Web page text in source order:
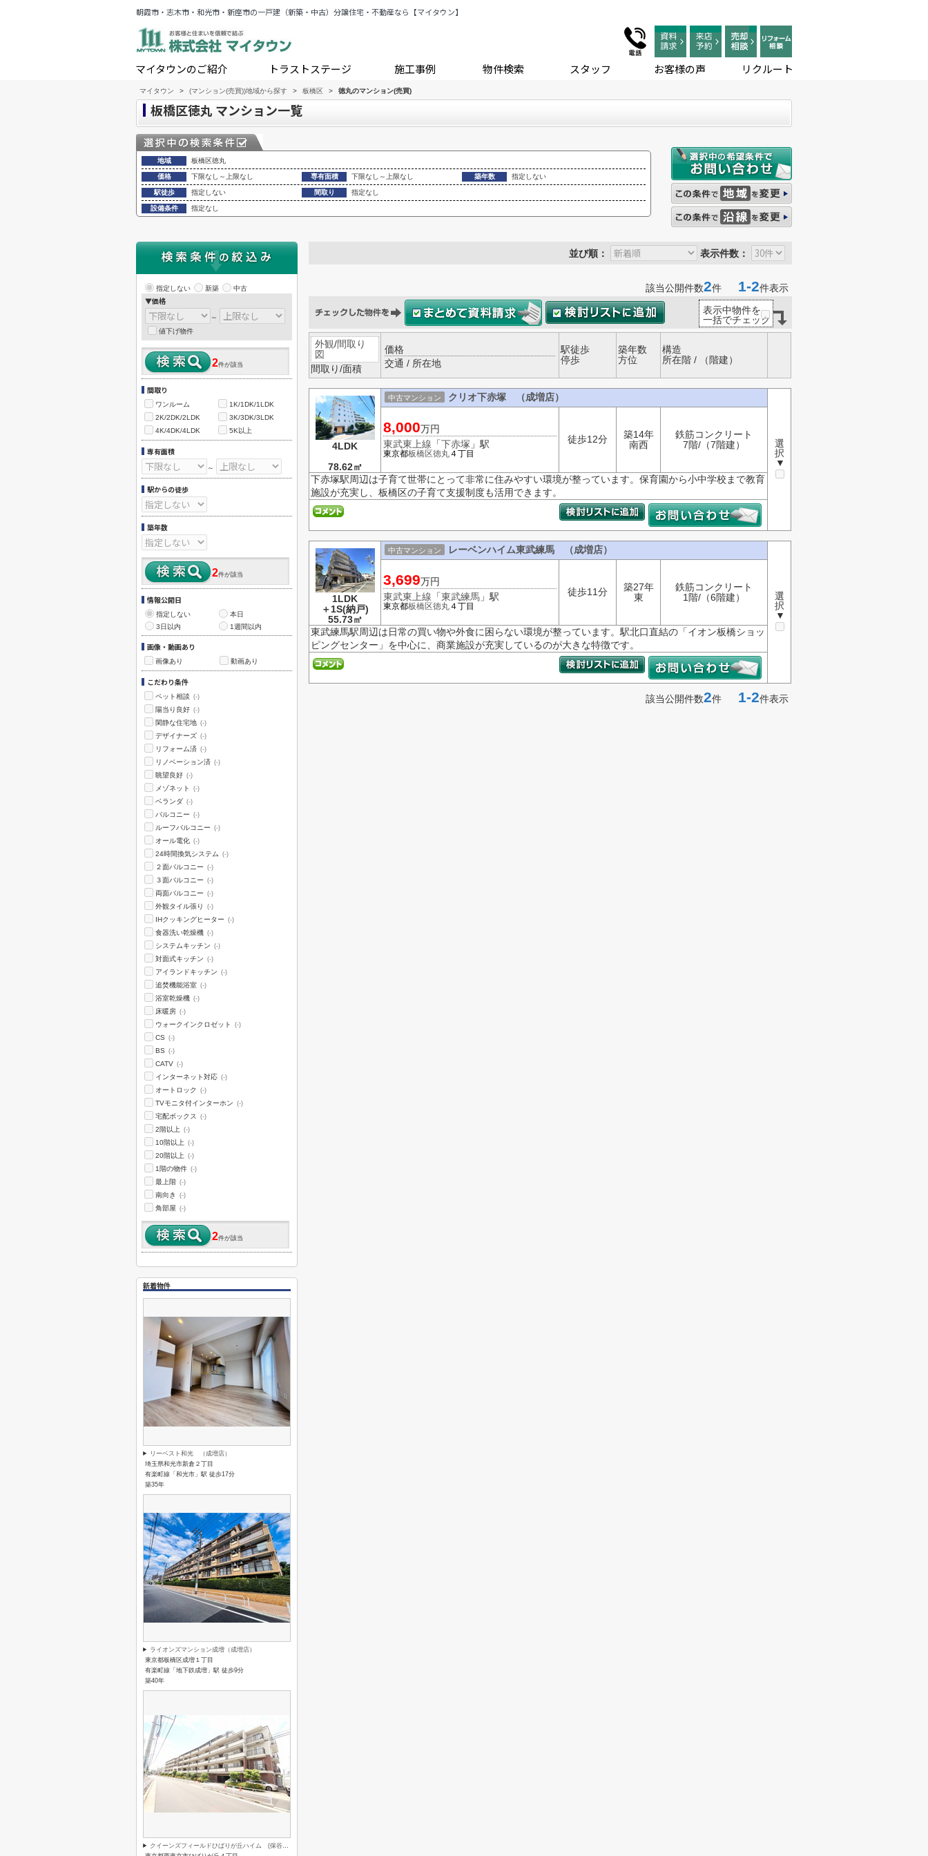
朝霞市・志木市・和光市・新座市の一戸建（新築・中古）分譲住宅・不動産なら【マイタウン】
マイタウンのご紹介 トラストステージ 施工事例 物件検索 スタッフ お客様の声 リクルート
マイタウン > (マンション(売買))地域から探す > 板橋区 > 徳丸のマンション(売買)
板橋区徳丸 マンション一覧
地域 板橋区徳丸
価格 下限なし～上限なし 専有面積 下限なし～上限なし 築年数 指定しない
駅徒歩 指定しない 間取り 指定なし
設備条件 指定なし
並び順： 表示件数：
該当公開件数2件 1-2件表示
表示中物件を
一括でチェック
外観/間取り
図
間取り/面積
価格
交通 / 所在地
駅徒歩
停歩
築年数
方位
構造
所在階 / （階建）
4LDK
78.62㎡
中古マンション クリオ下赤塚 （成増店）
選
択
▼
8,000万円
東武東上線 「下赤塚 」駅
東京都板橋区徳丸４丁目
徒歩12分
築14年
南西
鉄筋コンクリート
7階/（7階建）
下赤塚駅周辺は子育て世帯にとって非常に住みやすい環境が整っています。保育園から小中学校まで教育
施設が充実し、板橋区の子育て支援制度も活用できます。
1LDK
＋1S(納戸)
55.73㎡
中古マンション レーベンハイム東武練馬 （成増店）
選
択
▼
3,699万円
東武東上線 「東武練馬 」駅
東京都板橋区徳丸４丁目
徒歩11分
築27年
東
鉄筋コンクリート
1階/（6階建）
東武練馬駅周辺は日常の買い物や外食に困らない環境が整っています。駅北口直結の「イオン板橋ショッ
ピングセンター」を中心に、商業施設が充実しているのが大きな特徴です。
該当公開件数2件 1-2件表示
指定しない 新築 中古
▼価格
～
値下げ物件
2件が該当
間取り
ワンルーム
1K/1DK/1LDK
2K/2DK/2LDK
3K/3DK/3LDK
4K/4DK/4LDK
5K以上
専有面積
～
駅からの徒歩
築年数
2件が該当
情報公開日
指定しない
本日
3日以内
1週間以内
画像・動画あり
画像あり 動画あり
こだわり条件
ペット相談 (-)
陽当り良好 (-)
閑静な住宅地 (-)
デザイナーズ (-)
リフォーム済 (-)
リノベーション済 (-)
眺望良好 (-)
メゾネット (-)
ベランダ (-)
バルコニー (-)
ルーフバルコニー (-)
オール電化 (-)
24時間換気システム (-)
２面バルコニー (-)
３面バルコニー (-)
両面バルコニー (-)
外観タイル張り (-)
IHクッキングヒーター (-)
食器洗い乾燥機 (-)
システムキッチン (-)
対面式キッチン (-)
アイランドキッチン (-)
追焚機能浴室 (-)
浴室乾燥機 (-)
床暖房 (-)
ウォークインクロゼット (-)
CS (-)
BS (-)
CATV (-)
インターネット対応 (-)
オートロック (-)
TVモニタ付インターホン (-)
宅配ボックス (-)
2階以上 (-)
10階以上 (-)
20階以上 (-)
1階の物件 (-)
最上階 (-)
南向き (-)
角部屋 (-)
2件が該当
新着物件
リーベスト和光 （成増店）
埼玉県和光市新倉２丁目
有楽町線「和光市」駅 徒歩17分
築35年
ライオンズマンション成増（成増店）
東京都板橋区成増１丁目
有楽町線「地下鉄成増」駅 徒歩9分
築40年
クイーンズフィールドひばりが丘ハイム (保谷店)